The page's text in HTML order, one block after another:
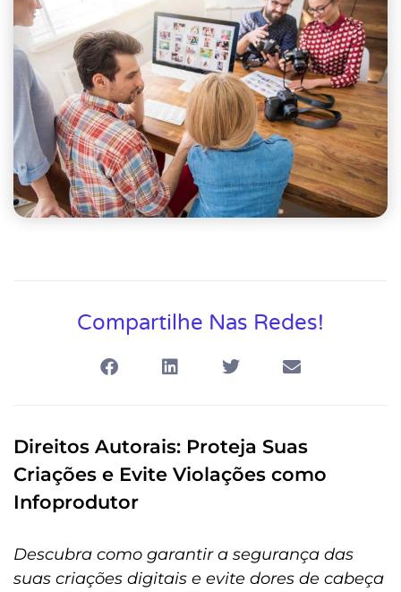
Compartilhe Nas Redes!
Direitos Autorais: Proteja Suas
Criações e Evite Violações como
Infoprodutor
Descubra como garantir a segurança das
suas criações digitais e evite dores de cabeça